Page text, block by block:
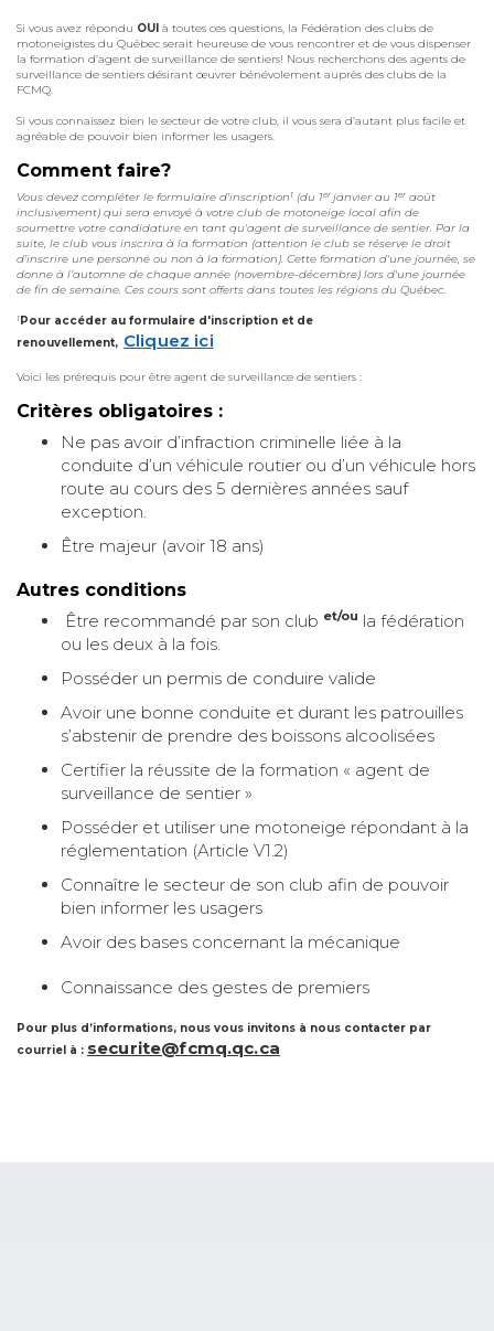
Si vous avez répondu OUI à toutes ces questions, la Fédération des clubs de
motoneigistes du Québec serait heureuse de vous rencontrer et de vous dispenser
la formation d’agent de surveillance de sentiers! Nous recherchons des agents de
surveillance de sentiers désirant œuvrer bénévolement auprès des clubs de la
FCMQ.
Si vous connaissez bien le secteur de votre club, il vous sera d’autant plus facile et
agréable de pouvoir bien informer les usagers.
Comment faire?
Vous devez compléter le formulaire d'inscription 1 (du 1er janvier au 1er août
inclusivement) qui sera envoyé à votre club de motoneige local afin de
soumettre votre candidature en tant qu'agent de surveillance de sentier. Par la
suite, le club vous inscrira à la formation (attention le club se réserve le droit
d’inscrire une personne ou non à la formation). Cette formation d'une journée, se
donne à l’automne de chaque année (novembre-décembre) lors d'une journée
de fin de semaine. Ces cours sont offerts dans toutes les régions du Québec.
1 Pour accéder au formulaire d'inscription et de
renouvellement, Cliquez ici
Voici les prérequis pour être agent de surveillance de sentiers :
Critères obligatoires :
Ne pas avoir d’infraction criminelle liée à la
conduite d’un véhicule routier ou d’un véhicule hors
route au cours des 5 dernières années sauf
exception.
Être majeur (avoir 18 ans)
Autres conditions
Être recommandé par son club et/ou la fédération
ou les deux à la fois.
Posséder un permis de conduire valide
Avoir une bonne conduite et durant les patrouilles
s’abstenir de prendre des boissons alcoolisées
Certifier la réussite de la formation « agent de
surveillance de sentier »
Posséder et utiliser une motoneige répondant à la
réglementation (Article V1.2)
Connaître le secteur de son club afin de pouvoir
bien informer les usagers
Avoir des bases concernant la mécanique
Connaissance des gestes de premiers
Pour plus d’informations, nous vous invitons à nous contacter par
courriel à : securite@fcmq.qc.ca